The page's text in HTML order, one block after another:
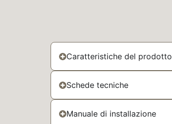
Caratteristiche del prodotto
Schede tecniche
Manuale di installazione